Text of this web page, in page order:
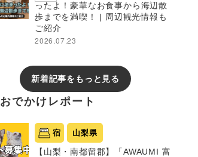
ったよ！豪華なお食事から海辺散
歩までを満喫！ | 周辺観光情報も
ご紹介
2026.07.23
新着記事をもっと見る
おでかけレポート
宿 山梨県
【山梨・南都留郡】「AWAUMI 富